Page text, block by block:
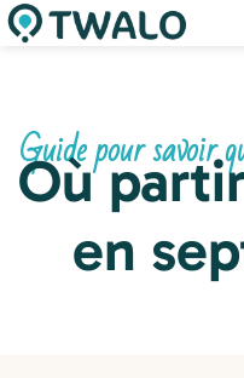
Guide pour savoir
Où
en